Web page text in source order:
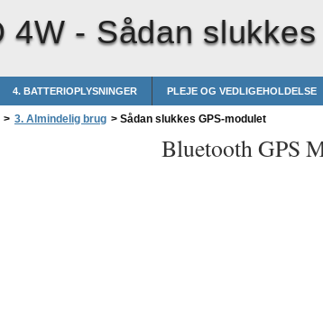
4W - Sådan
4. BATTERIOPLYSNINGER PLEJE OG VEDLIGEHOLDELSE
> 3. Almindelig brug > Sådan slukkes GPS-modulet
Bluetooth GPS